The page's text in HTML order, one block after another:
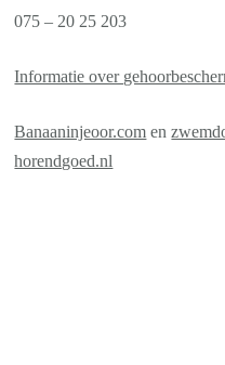
075 – 20 25 203
Informatie over
Banaaninjeoor.com en
horendgoed.nl